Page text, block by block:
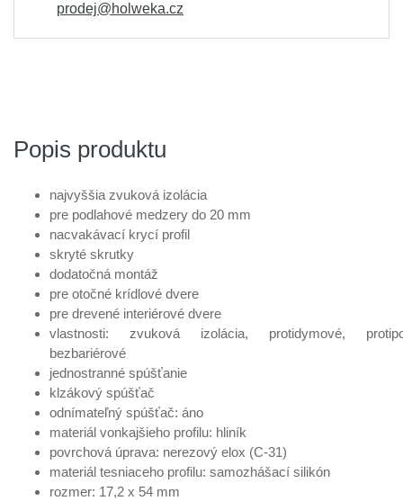
prodej@holweka.cz
Popis produktu
najvyššia zvuková izolácia
pre podlahové medzery do 20 mm
nacvakávací krycí profil
skryté skrutky
dodatočná montáž
pre otočné krídlové dvere
pre drevené interiérové dvere
vlastnosti: zvuková izolácia, protidymové,
bezbariérové
jednostranné spúšťanie
klzákový spúšťač
odnímateľný spúšťač: áno
materiál vonkajšieho profilu: hliník
povrchová úprava: nerezový elox (C-31)
materiál tesniaceho profilu: samozhášací silikón
rozmer: 17,2 x 54 mm